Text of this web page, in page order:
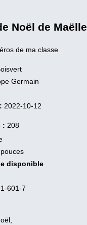
Noël de Maëlle
de ma classe
Germain
2022-10-12
: 208
disponible
601-7